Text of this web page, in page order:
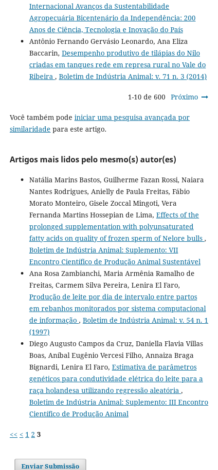
Internacional Avanços da Sustentabilidade
Agropecuária Bicentenário da Independência: 200
Anos de Ciência, Tecnologia e Inovação do País
Antônio Fernando Gervásio Leonardo, Ana Eliza
Baccarin, Desempenho produtivo de tilápias do Nilo
criadas em tanques rede em represa rural no Vale do
Ribeira , Boletim de Indústria Animal: v. 71 n. 3 (2014)
1-10 de 600 Próximo
Você também pode iniciar uma pesquisa avançada por
similaridade para este artigo.
Artigos mais lidos pelo mesmo(s) autor(es)
Natália Marins Bastos, Guilherme Fazan Rossi, Naiara
Nantes Rodrigues, Anielly de Paula Freitas, Fábio
Morato Monteiro, Gisele Zoccal Mingoti, Vera
Fernanda Martins Hossepian de Lima, Effects of the
prolonged supplementation with polyunsaturated
fatty acids on quality of frozen sperm of Nelore bulls ,
Boletim de Indústria Animal: Suplemento: VII
Encontro Científico de Produção Animal Sustentável
Ana Rosa Zambianchi, Maria Armênia Ramalho de
Freitas, Carmem Silva Pereira, Lenira El Faro,
Produção de leite por dia de intervalo entre partos
em rebanhos monitorados por sistema computacional
de informação , Boletim de Indústria Animal: v. 54 n. 1
(1997)
Diego Augusto Campos da Cruz, Daniella Flavia Villas
Boas, Aníbal Eugênio Vercesi Filho, Annaiza Braga
Bignardi, Lenira El Faro, Estimativa de parâmetros
genéticos para condutividade elétrica do leite para a
raça holandesa utilizando regressão aleatória ,
Boletim de Indústria Animal: Suplemento: III Encontro
Científico de Produção Animal
<< < 1 2 3
Enviar Submissão